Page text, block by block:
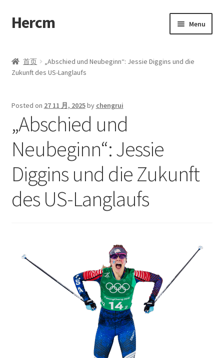
Skip
to
Skip
to
Hercm Menu
Blog
Compare
Disclaimer
My account
Cart
Checkout
Payment
Privacy Policy
首页
„Abschied und Neubeginn“: Jessie Diggins und die
Zukunft des US-Langlaufs
Posted on 27 11 月, 2025by chengrui
„Abschied und
Neubeginn“: Jessie
Diggins und die Zukunft
des US-Langlaufs